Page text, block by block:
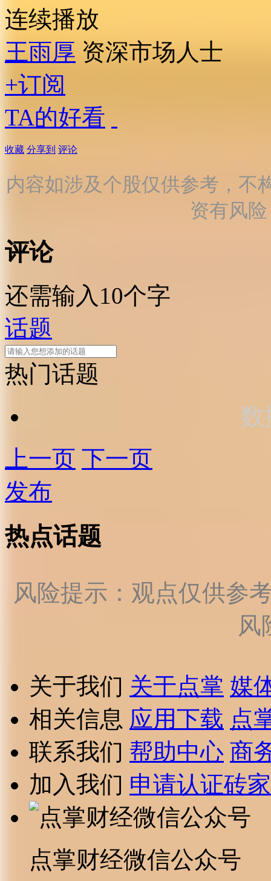
连续播放
王雨厚 资深市场人士
+订阅
TA的好看
收藏 分享到 评论
内容如涉及个股仅供参考，不
资有风
评论
还需输入10个字
话题
热门话题
数
上一页 下一页
发布
热点话题
风险提示：观点仅供参
风
关于我们 关于点掌 媒
相关信息 应用下载 点
联系我们 帮助中心 商
加入我们 申请认证砖家
点掌财经微信公众号